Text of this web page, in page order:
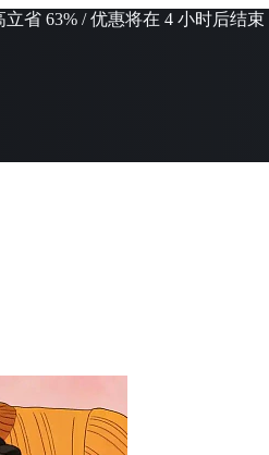
立省 63% / 优惠将在 4 小时后结束